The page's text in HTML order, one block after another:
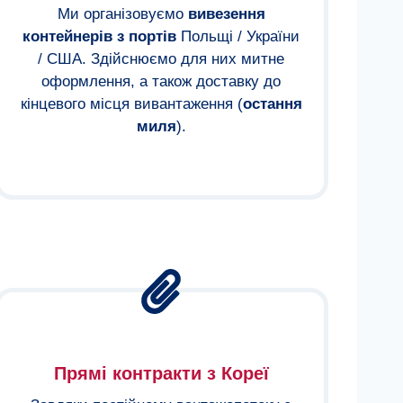
Ми організовуємо вивезення
контейнерів з портів Польщі / України
/ США. Здійснюємо для них митне
оформлення, а також доставку до
кінцевого місця вивантаження (остання
миля).
Прямі контракти з Кореї